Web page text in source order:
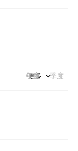
年度 季度
更多